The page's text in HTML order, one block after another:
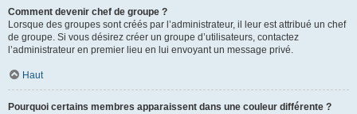
Comment devenir chef de groupe ?
Lorsque des groupes sont créés par l’administrateur, il leur est attribué un chef
de groupe. Si vous désirez créer un groupe d’utilisateurs, contactez
l’administrateur en premier lieu en lui envoyant un message privé.
Haut
Pourquoi certains membres apparaissent dans une couleur différente ?